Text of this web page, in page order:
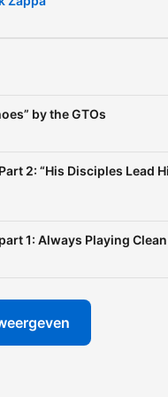
by the GTOs
2: “His Disciples Lead
1: Always Playing Clean